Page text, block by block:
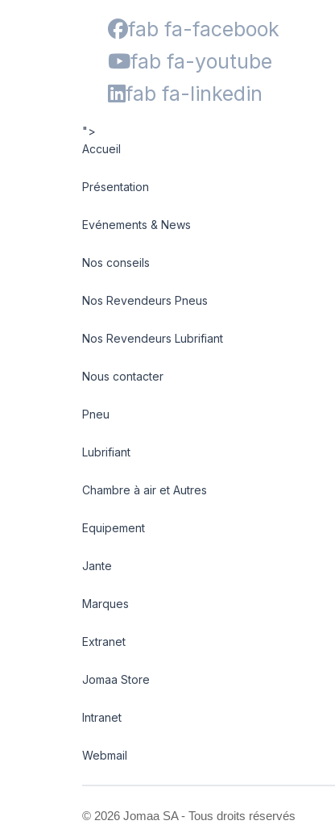
fab fa-facebook
fab fa-youtube
fab fa-linkedin
">
Accueil
Présentation
Evénements & News
Nos conseils
Nos Revendeurs Pneus
Nos Revendeurs Lubrifiant
Nous contacter
Pneu
Lubrifiant
Chambre à air et Autres
Equipement
Jante
Marques
Extranet
Jomaa Store
Intranet
Webmail
© 2026 Jomaa SA - Tous droits réservés